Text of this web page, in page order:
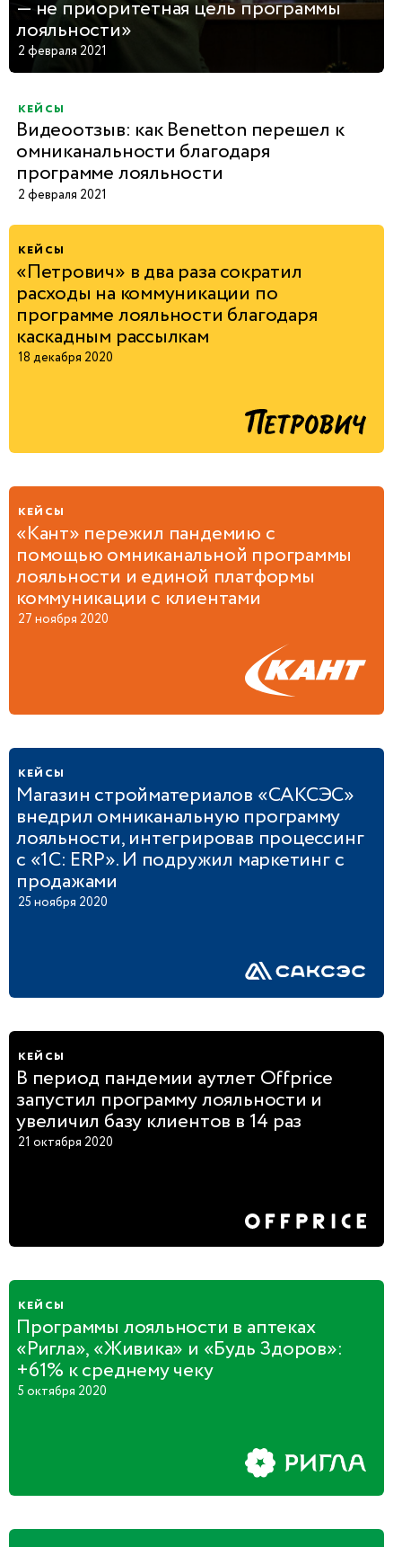
— не приоритетная цель программы
лояльности»
2 февраля 2021
кейсы
Видеоотзыв: как Benetton перешел к
омниканальности благодаря
программе лояльности
2 февраля 2021
кейсы
«Петрович» в два раза сократил
расходы на коммуникации по
программе лояльности благодаря
каскадным рассылкам
18 декабря 2020
кейсы
«Кант» пережил пандемию с
помощью омниканальной программы
лояльности и единой платформы
коммуникации с клиентами
27 ноября 2020
кейсы
Магазин стройматериалов «САКСЭС»
внедрил омниканальную программу
лояльности, интегрировав процессинг
с «1С: ERP». И подружил маркетинг с
продажами
25 ноября 2020
кейсы
В период пандемии аутлет Offprice
запустил программу лояльности и
увеличил базу клиентов в 14 раз
21 октября 2020
кейсы
Программы лояльности в аптеках
«Ригла», «Живика» и «Будь Здоров»:
+61% к среднему чеку
5 октября 2020